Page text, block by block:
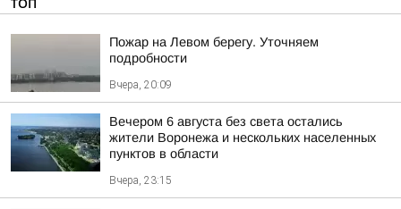
Пожар на Левом берегу. Уточняем
подробности
Вчера, 20:09
Вечером 6 августа без света остались
жители Воронежа и нескольких населенных
пунктов в области
Вчера, 23:15